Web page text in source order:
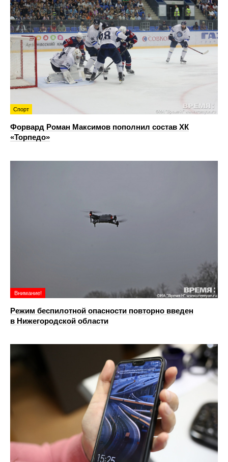
Спорт
Форвард Роман Максимов пополнил состав ХК
«Торпедо»
Внимание!
Режим беспилотной опасности повторно введен
в Нижегородской области